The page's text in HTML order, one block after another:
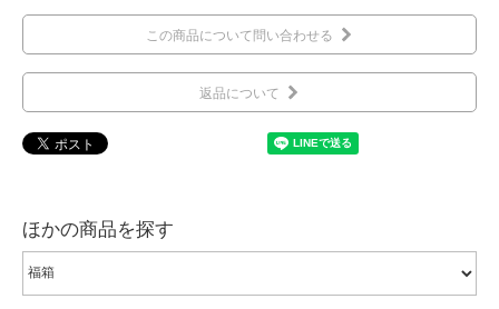
この商品について問い合わせる
返品について
ほかの商品を探す